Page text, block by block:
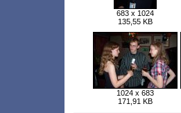
683 x 1024
135,55 KB
1024 x 683
171,91 KB